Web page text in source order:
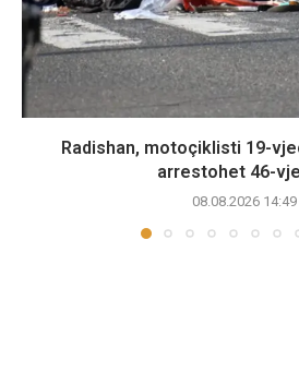
Radishan, motoçiklisti 19-
arrestohet 46-
08.08.2026 14:49